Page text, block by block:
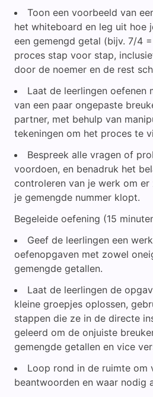
Toon een voorbeeld van
het whiteboard en leg uit hoe
een gemengd getal (bijv. 7/4
proces stap voor stap,
door de noemer en de rest
Laat de leerlingen oefenen
van een paar ongepaste
partner, met behulp van
tekeningen om het proces te
Bespreek alle vragen of
voordoen, en benadruk het
controleren van je werk om
je gemengde nummer klopt.
Begeleide oefening (15
Geef de leerlingen een
oefenopgaven met zowel
gemengde getallen.
Laat de leerlingen de
kleine groepjes oplossen,
stappen die ze in de directe
geleerd om de onjuiste
gemengde getallen en vice
Loop rond in de ruimte om
beantwoorden en waar nodig